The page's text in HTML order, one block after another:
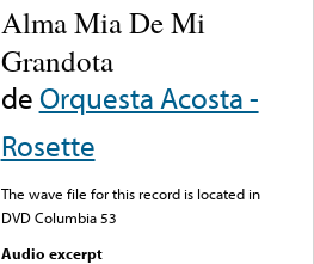
Alma Mia De Mi
Grandota
de Orquesta Acosta -
Rosette
The wave file for this record is located in
DVD Columbia 53
Audio excerpt